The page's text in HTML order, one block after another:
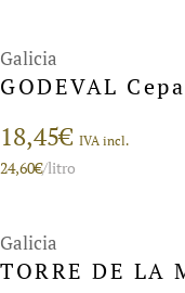
Galicia
GODEVAL
18,45€ IVA incl.
24,60€/litro
Galicia
TORRE DE LA